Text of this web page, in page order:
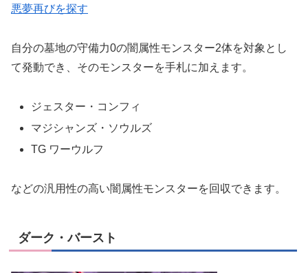
悪夢再びを探す
自分の墓地の守備力0の闇属性モンスター2体を対象とし
て発動でき、そのモンスターを手札に加えます。
ジェスター・コンフィ
マジシャンズ・ソウルズ
TG ワーウルフ
などの汎用性の高い闇属性モンスターを回収できます。
ダーク・バースト